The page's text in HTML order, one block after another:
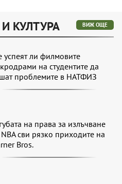
КУЛТУРА ВИЖ ОЩЕ
ли филмовите
на студентите да
проблемите в НАТФИЗ
на права за излъчване
сви рязко приходите на
Bros.